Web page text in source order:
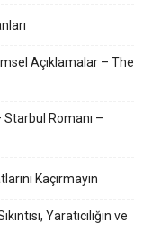
Açıklamalar – The
Romanı –
Kaçırmayın
Yaratıcılığın ve